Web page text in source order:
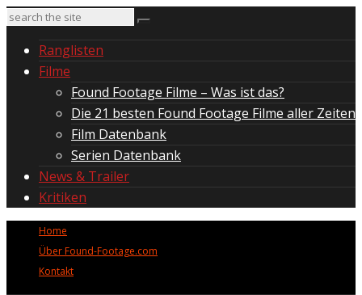
Ranglisten
Filme
Found Footage Filme – Was ist das?
Die 21 besten Found Footage Filme aller Zeiten
Film Datenbank
Serien Datenbank
News & Trailer
Kritiken
Home
Über Found-Footage.com
Kontakt